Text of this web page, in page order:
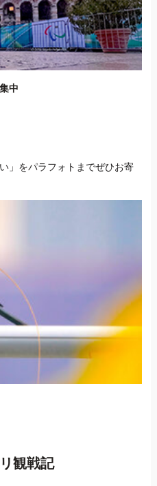
中
」をパラフォトまでぜひお寄
観戦記